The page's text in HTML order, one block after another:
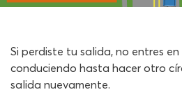
Si perdiste tu salida, no entres
conduciendo hasta hacer otro
salida nuevamente.